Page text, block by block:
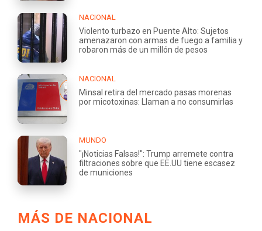
NACIONAL
Violento turbazo en Puente Alto: Sujetos
amenazaron con armas de fuego a familia y
robaron más de un millón de pesos
NACIONAL
Minsal retira del mercado pasas morenas
por micotoxinas: Llaman a no consumirlas
MUNDO
"¡Noticias Falsas!": Trump arremete contra
filtraciones sobre que EE.UU tiene escasez
de municiones
MÁS DE NACIONAL